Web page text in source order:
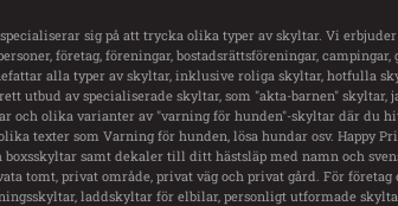
sig på att trycka olika typer av skyltar. Vi
företag, föreningar, bostadsrättsföreningar, campingar,
alla typer av skyltar, inklusive roliga skyltar, hotfulla
utbud av specialiserade skyltar, som "akta-barnen" skyltar,
och olika varianter av "varning för hunden"-skyltar där du
texter som Varning för hunden, lösa hundar osv. Happy
samt dekaler till ditt hästsläp med namn och
tomt, privat område, privat väg och privat gård. För företag
laddskyltar för elbilar, personligt utformade